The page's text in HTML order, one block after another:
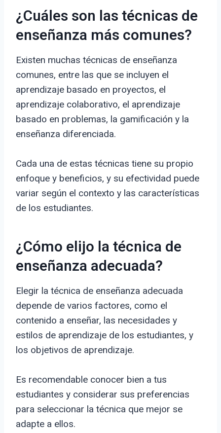
¿Cuáles son las técnicas de
enseñanza más comunes?
Existen muchas técnicas de enseñanza
comunes, entre las que se incluyen el
aprendizaje basado en proyectos, el
aprendizaje colaborativo, el aprendizaje
basado en problemas, la gamificación y la
enseñanza diferenciada.
Cada una de estas técnicas tiene su propio
enfoque y beneficios, y su efectividad puede
variar según el contexto y las características
de los estudiantes.
¿Cómo elijo la técnica de
enseñanza adecuada?
Elegir la técnica de enseñanza adecuada
depende de varios factores, como el
contenido a enseñar, las necesidades y
estilos de aprendizaje de los estudiantes, y
los objetivos de aprendizaje.
Es recomendable conocer bien a tus
estudiantes y considerar sus preferencias
para seleccionar la técnica que mejor se
adapte a ellos.